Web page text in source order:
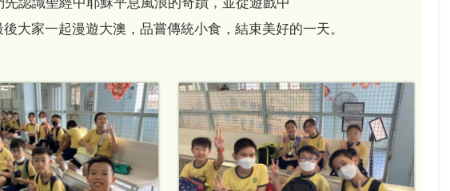
大家一起漫遊大澳，品嘗傳統小食，結束美好的一天。